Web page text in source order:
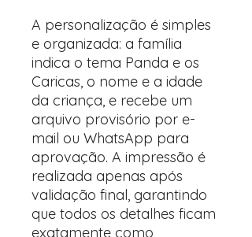
A personalização é simples
e organizada: a família
indica o tema Panda e os
Caricas, o nome e a idade
da criança, e recebe um
arquivo provisório por e-
mail ou WhatsApp para
aprovação. A impressão é
realizada apenas após
validação final, garantindo
que todos os detalhes ficam
exatamente como